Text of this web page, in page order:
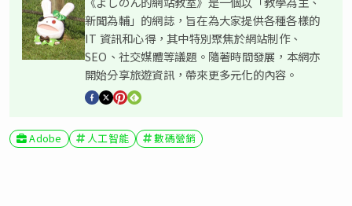
新聞為輔」的網誌，旨在為大家提供各種各樣的
IT 資訊和心得，其中特別聚焦於網站制作、
SEO、社交媒體等議題。隨著時間發展，本網亦
開始分享旅遊資訊，帶來更多元化的內容。
Adobe 人工智能 數碼營銷